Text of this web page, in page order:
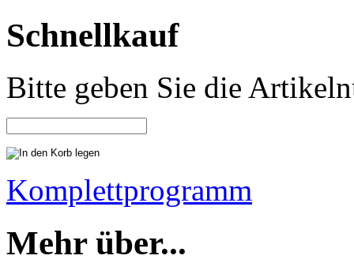
Schnellkauf
Bitte geben Sie die
Komplettprogramm
Mehr über...